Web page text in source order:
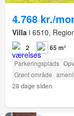
4.768 kr./
Villa i 6510,
2 65 m²
Parkeringsplads
Grønt område
28 dage siden